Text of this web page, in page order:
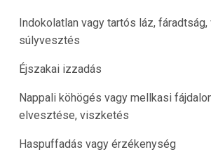
Indokolatlan vagy tartós láz,
súlyvesztés
Éjszakai izzadás
Nappali köhögés vagy mellkasi
elvesztése, viszketés
Haspuffadás vagy érzékenység